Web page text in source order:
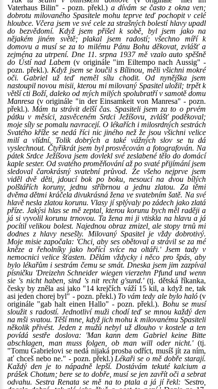
Vaterhaus Bilin" - pozn. překl.) a dívám se často z okna ven;
dobrotu milovaného Spasitele mohu teprve teď pochopit v celé
hloubce. Včera jsem ve své cele za strašných bolestí hlavy upadl
do bezvědomí. Když jsem přišel k sobě, byl jsem jako na
nějakém jiném světě; plakal jsem radostí; všechno míří k
domovu a musí se za to milému Pánu Bohu děkovat, zvlášť a
zejména za utrpení. Dne 11. srpna 1937 mě vzalo auto spěšně
do Ústí nad Labem (v originále "im Eiltempo nach Aussig" -
pozn. překl.). Když jsem se loučil s Bílinou, měli všichni mokré
oči. Gabriel už teď neměl sílu chodit. Od nynějška jsem
nastoupil novou misii, kterou mi milovaný Spasitel uložil; trpět k
větší cti Boží, daleko od mých milých spolubratří v samotě domu
Manresa (v originále "in der Einsamkeit von Manresa" - pozn.
překl.). Mám tu strávit delší čas. Spasiteli jsem za to o prvém
pátku v měsíci, zasvěceném Srdci Ježíšovu, zvlášť poděkoval;
moje síly se pomalu navracejí. O lékařích i milosrdných sestrách
Svatého kříže se nedá říci nic jiného než že jsou všichni velice
milí a vlídní. Tolik dobrých a také vážných slov se tu dá
vyslechnout. Čtyřikrát jsem byl prosvěcován a fotografován. Na
pátek Srdce Ježíšova jsem dovlekl své zeslabené tělo do domácí
kaple sester. Od svatého proměňování až po svaté přijímání jsem
sledoval čarokrásný svatební průvod. Ze všeho nejprve jsem
viděl dvě děti, jdoucí bok po boku, nesoucí na dvou bílých
polštářích koruny, jednu stříbrnou a jednu zlatou. Za těmi
dvěma dětmi kráčela divukrásná žena ve svatebním šatě. Na své
hlavě nesla zlatou korunu. Vlasy jí splývaly po zádech jako zlatá
příze. Jakýsi hlas se mě zeptal, kterou korunu bych měl raději a
já si vyvolil korunu trnovou. Ta žena mi ji vtiskla na hlavu a já
pocítil velikou bolest. Najednou obraz zmizel, ale stopy trnů mi
dodnes z hlavy nesešly. Milovaný Spasitel je vždy dobrotivý.
Moje misie započala: 'Chci, aby ses obětoval a strávil se za mé
kněze a řeholníky jako hořící svíce na oltáři.' Jsem tady v
nemocnici velice šťasten. Dělám vždycky i něco pro špás, aby
bylo lékařům i sestrám čemu se smát. Dneska jsem jim zazpíval
písničku 'Dreizehn Schneider wiegen vierzehn Pfund und wenn
sie 's nicht haben, sind 's nit recht g'sund.'(tj. dětská říkanka,
česky by zněla asi jako "14 krejčích váží 15 kil, a když ne, tak
asi jeden chorej byl" - pozn. překl.) To vám tedy ale bylo haló(v
originále "gab halt einen Hallo" - pozn. překl.). Bohu se musí
sloužit s radostí. Jednotliví muži chodí teď se mnou každý den
na mši svatou. Těší mne, když jich mohu k milovanému Spasiteli
několik přivést. Jeden z mužů nebyl už dlouho v kostele a ten
povídá sestře doslova: 'Man kann dem Gabriel keine Bitte
abschlagen, man muss folgen, ob man will oder nicht.'(tj.
"Tomu Gabrielovi se nedá nijaká prosba odříct, musíš jít za ním,
ať chceš nebo ne." - pozn. překl.) Lékaři se o mě dobře starají.
Každý den je to nápadně lepší. Dostávám tekuté kalcium a
prášek Chotum; bere se to dobře, musí se jen zavřít oči a sebrat
odvahu. Sestra Renata se mě na to ptala a já jí řekl: 'Sestro,